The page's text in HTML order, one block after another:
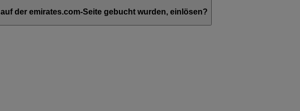
der emirates.com-Seite gebucht wurden, einlösen?